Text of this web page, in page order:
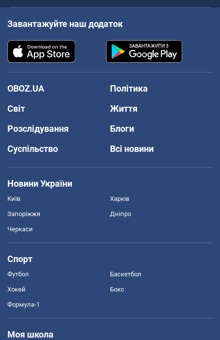
Завантажуйте наш додаток
OBOZ.UA
Політика
Світ
Життя
Розслідування
Блоги
Суспільство
Всі новини
Новини України
Київ Харків
Запоріжжя Дніпро
Черкаси
Спорт
Футбол Баскетбол
Хокей Бокс
Формула-1
Моя школа